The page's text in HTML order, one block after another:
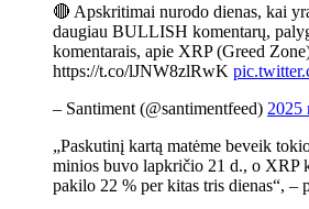
🔴 Apskritimai nurodo dienas, kai
daugiau BULLISH komentarų,
komentarais, apie XRP (Greed
https://t.co/lJNW8zlRwK
– Santiment (@santimentfeed) 2025
„Paskutinį kartą matėme beveik
minios buvo lapkričio 21 d., o XRP
pakilo 22 % per kitas tris dienas“, –